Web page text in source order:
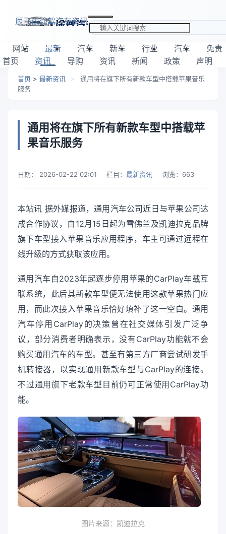
辰飞雨途驾汽车资讯
搜索关键词
网站
首页
最新
资讯
汽车
导购
新车
资讯
行业
新闻
汽车
政策
免责
声明
首页 > 最新资讯 >
通用将在旗下所有新款车型中搭载苹果音乐
服务
通用将在旗下所有新款车型中搭载苹
果音乐服务
日期： 2026-02-22 02:01 栏目： 最新资讯 浏览： 663
本站讯 据外媒报道，通用汽车公司近日与苹果公司达
成合作协议，自12月15日起为雪佛兰及凯迪拉克品牌
旗下车型接入苹果音乐应用程序，车主可通过远程在
线升级的方式获取该应用。
通用汽车自2023年起逐步停用苹果的CarPlay车载互
联系统，此后其新款车型便无法使用这款苹果热门应
用，而此次接入苹果音乐恰好填补了这一空白。通用
汽车停用CarPlay的决策曾在社交媒体引发广泛争
议，部分消费者明确表示，没有CarPlay功能就不会
购买通用汽车的车型。甚至有第三方厂商尝试研发手
机转接器，以实现通用新款车型与CarPlay的连接。
不过通用旗下老款车型目前仍可正常使用CarPlay功
能。
图片来源：凯迪拉克